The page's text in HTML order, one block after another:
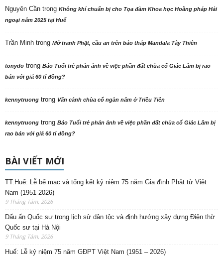
Nguyên Cần trong Không khí chuẩn bị cho Tọa đàm Khoa học Hoằng pháp Hải
ngoại năm 2025 tại Huế
Trần Minh trong Mở tranh Phật, cầu an trên bảo tháp Mandala Tây Thiên
tonydo trong Báo Tuổi trẻ phản ảnh về việc phần đất chùa cổ Giác Lâm bị rao
bán với giá 60 tỉ đồng?
kennytruong trong Vãn cảnh chùa cổ ngàn năm ở Triều Tiên
kennytruong trong Báo Tuổi trẻ phản ảnh về việc phần đất chùa cổ Giác Lâm bị
rao bán với giá 60 tỉ đồng?
BÀI VIẾT MỚI
TT.Huế: Lễ bế mạc và tổng kết kỷ niệm 75 năm Gia đình Phật tử Việt
Nam (1951-2026)
9 Tháng Tám, 2026
Dấu ấn Quốc sư trong lịch sử dân tộc và định hướng xây dựng Điện thờ
Quốc sư tại Hà Nội
9 Tháng Tám, 2026
Huế: Lễ kỷ niệm 75 năm GĐPT Việt Nam (1951 – 2026)